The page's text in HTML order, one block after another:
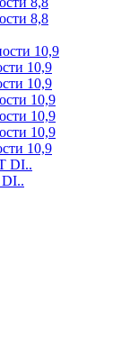
8,8
10,9
10,9
10,9
10,9
10,9
10,9
10,9
DI..